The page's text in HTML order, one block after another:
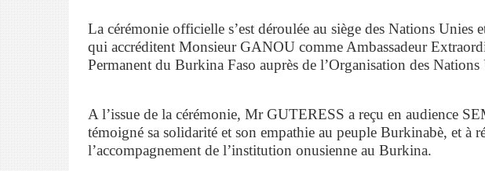
La cérémonie officielle s’est déroulée au siège des Nations Unies
qui accréditent Monsieur GANOU comme Ambassadeur
Permanent du Burkina Faso auprès de l’Organisation des Nations
A l’issue de la cérémonie, Mr GUTERESS a reçu en audience
témoigné sa solidarité et son empathie au peuple Burkinabè, et à
l’accompagnement de l’institution onusienne au Burkina.